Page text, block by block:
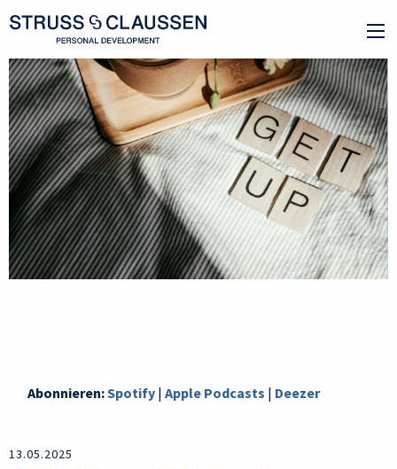
Abonnieren:Spotify |Apple Podcasts | Deezer
13.05.2025